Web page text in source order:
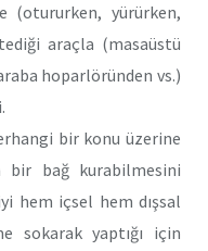
(otururken, yürürken,
araçla (masaüstü
hoparlöründen vs.)
bir konu üzerine
bağ kurabilmesini
hem içsel hem dışsal
sokarak yaptığı için